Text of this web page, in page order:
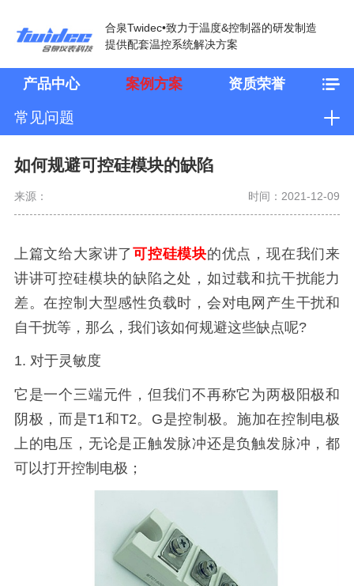
合泉Twidec•致力于温度&控制器的研发制造
提供配套温控系统解决方案
产品中心 案例方案 资质荣誉
常见问题
如何规避可控硅模块的缺陷
来源： 时间：2021-12-09
上篇文给大家讲了可控硅模块的优点，现在我们来
讲讲可控硅模块的缺陷之处，如过载和抗干扰能力
差。在控制大型感性负载时，会对电网产生干扰和
自干扰等，那么，我们该如何规避这些缺点呢?
1. 对于灵敏度
它是一个三端元件，但我们不再称它为两极阳极和
阴极，而是T1和T2。G是控制极。施加在控制电极
上的电压，无论是正触发脉冲还是负触发脉冲，都
可以打开控制电极；